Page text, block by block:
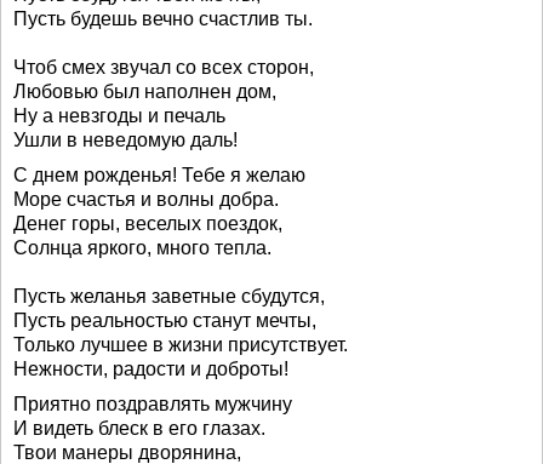
Пусть будешь вечно счастлив ты.
Чтоб смех звучал со всех сторон,
Любовью был наполнен дом,
Ну а невзгоды и печаль
Ушли в неведомую даль!
С днем рожденья! Тебе я желаю
Море счастья и волны добра.
Денег горы, веселых поездок,
Солнца яркого, много тепла.
Пусть желанья заветные сбудутся,
Пусть реальностью станут мечты,
Только лучшее в жизни присутствует.
Нежности, радости и доброты!
Приятно поздравлять мужчину
И видеть блеск в его глазах.
Твои манеры дворянина,